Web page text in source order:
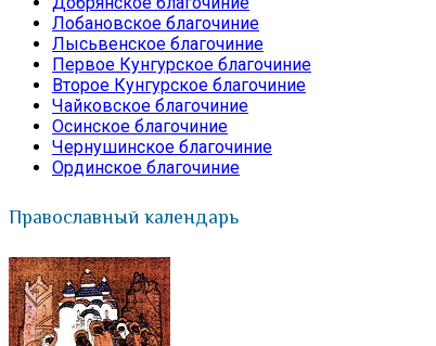
Лобановское благочиние
Лысьвенское благочиние
Первое Кунгурское благочиние
Второе Кунгурское благочиние
Чайковское благочиние
Осинское благочиние
Чернушинское благочиние
Ординское благочиние
Православный календарь